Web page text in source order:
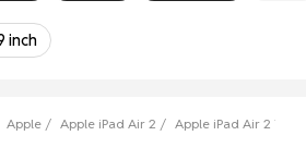
inch
Apple Apple iPad Air 2 Apple iPad Air 2 Tp